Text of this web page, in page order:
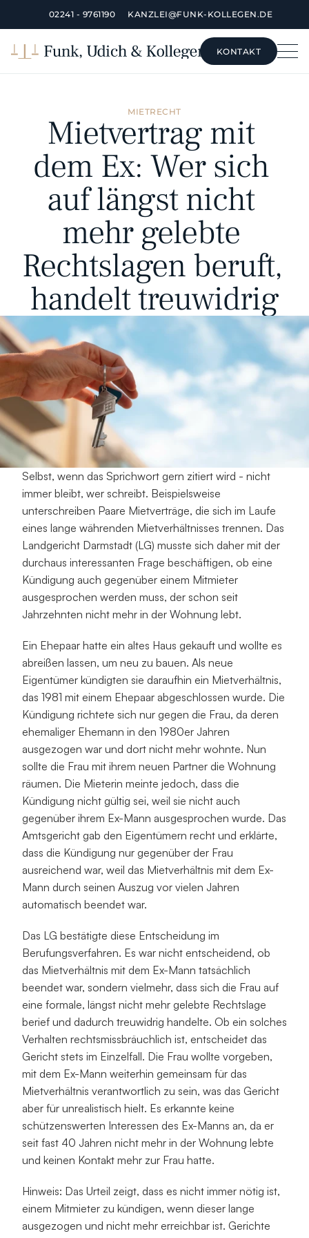
02241 - 9761190 KANZLEI@FUNK-KOLLEGEN.DE
KONTAKT
MIETRECHT
Mietvertrag mit
dem Ex: Wer sich
auf längst nicht
mehr gelebte
Rechtslagen beruft,
handelt treuwidrig
Selbst, wenn das Sprichwort gern zitiert wird - nicht
immer bleibt, wer schreibt. Beispielsweise
unterschreiben Paare Mietverträge, die sich im Laufe
eines lange währenden Mietverhältnisses trennen. Das
Landgericht Darmstadt (LG) musste sich daher mit der
durchaus interessanten Frage beschäftigen, ob eine
Kündigung auch gegenüber einem Mitmieter
ausgesprochen werden muss, der schon seit
Jahrzehnten nicht mehr in der Wohnung lebt.
Ein Ehepaar hatte ein altes Haus gekauft und wollte es
abreißen lassen, um neu zu bauen. Als neue
Eigentümer kündigten sie daraufhin ein Mietverhältnis,
das 1981 mit einem Ehepaar abgeschlossen wurde. Die
Kündigung richtete sich nur gegen die Frau, da deren
ehemaliger Ehemann in den 1980er Jahren
ausgezogen war und dort nicht mehr wohnte. Nun
sollte die Frau mit ihrem neuen Partner die Wohnung
räumen. Die Mieterin meinte jedoch, dass die
Kündigung nicht gültig sei, weil sie nicht auch
gegenüber ihrem Ex-Mann ausgesprochen wurde. Das
Amtsgericht gab den Eigentümern recht und erklärte,
dass die Kündigung nur gegenüber der Frau
ausreichend war, weil das Mietverhältnis mit dem Ex-
Mann durch seinen Auszug vor vielen Jahren
automatisch beendet war.
Das LG bestätigte diese Entscheidung im
Berufungsverfahren. Es war nicht entscheidend, ob
das Mietverhältnis mit dem Ex-Mann tatsächlich
beendet war, sondern vielmehr, dass sich die Frau auf
eine formale, längst nicht mehr gelebte Rechtslage
berief und dadurch treuwidrig handelte. Ob ein solches
Verhalten rechtsmissbräuchlich ist, entscheidet das
Gericht stets im Einzelfall. Die Frau wollte vorgeben,
mit dem Ex-Mann weiterhin gemeinsam für das
Mietverhältnis verantwortlich zu sein, was das Gericht
aber für unrealistisch hielt. Es erkannte keine
schützenswerten Interessen des Ex-Manns an, da er
seit fast 40 Jahren nicht mehr in der Wohnung lebte
und keinen Kontakt mehr zur Frau hatte.
Hinweis: Das Urteil zeigt, dass es nicht immer nötig ist,
einem Mitmieter zu kündigen, wenn dieser lange
ausgezogen und nicht mehr erreichbar ist. Gerichte